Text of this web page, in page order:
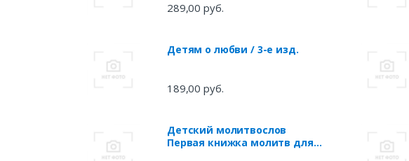
289,00 руб.
Детям о любви / 3-е изд.
189,00 руб.
Детский молитвослов
Первая книжка молитв для